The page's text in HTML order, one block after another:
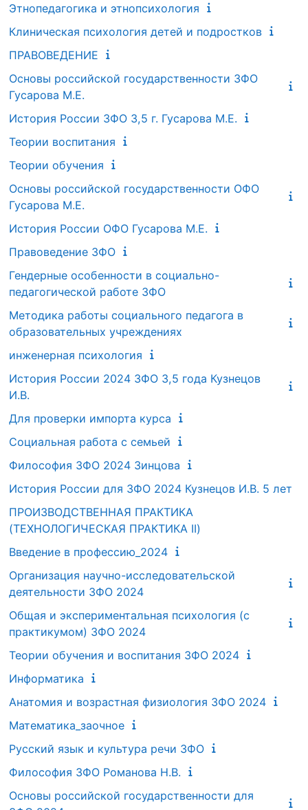
Этнопедагогика и этнопсихология
Клиническая психология детей и подростков
ПРАВОВЕДЕНИЕ
Основы российской государственности ЗФО
Гусарова М.Е.
История России ЗФО 3,5 г. Гусарова М.Е.
Теории воспитания
Теории обучения
Основы российской государственности ОФО
Гусарова М.Е.
История России ОФО Гусарова М.Е.
Правоведение ЗФО
Гендерные особенности в социально-
педагогической работе ЗФО
Методика работы социального педагога в
образовательных учреждениях
инженерная психология
История России 2024 ЗФО 3,5 года Кузнецов
И.В.
Для проверки импорта курса
Социальная работа с семьей
Философия ЗФО 2024 Зинцова
История России для ЗФО 2024 Кузнецов И.В. 5 лет
ПРОИЗВОДСТВЕННАЯ ПРАКТИКА
(ТЕХНОЛОГИЧЕСКАЯ ПРАКТИКА II)
Введение в профессию_2024
Организация научно-исследовательской
деятельности ЗФО 2024
Общая и экспериментальная психология (с
практикумом) ЗФО 2024
Теории обучения и воспитания ЗФО 2024
Информатика
Анатомия и возрастная физиология ЗФО 2024
Математика_заочное
Русский язык и культура речи ЗФО
Философия ЗФО Романова Н.В.
Основы российской государственности для